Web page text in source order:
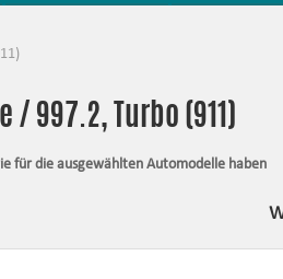
997.2, Turbo (911)
für die ausgewählten Automodelle haben
dass sie passend für Ihr Auto komplett
immer alles, was für die Montage